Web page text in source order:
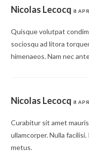
Nicolas Lecocq 8
Quisque volutpat
sociosqu ad litora
himenaeos. Nam nec
Nicolas Lecocq 8
Curabitur sit amet
ullamcorper. Nulla
metus.